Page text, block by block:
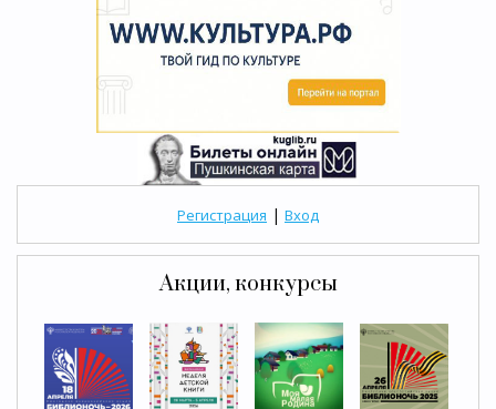
Регистрация | Вход
Акции, конкурсы